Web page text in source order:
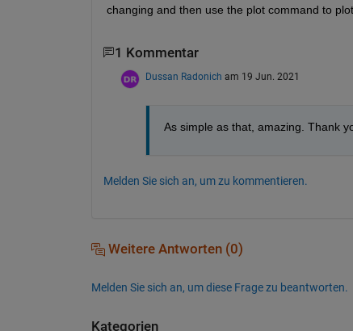
changing and then use the plot command to
1 Kommentar
Dussan Radonich am 19 Jun. 2021
As simple as that, amazing. Thank
Melden Sie sich an, um zu kommentieren.
Weitere Antworten (0)
Melden Sie sich an, um diese Frage zu beantworten.
Kategorien